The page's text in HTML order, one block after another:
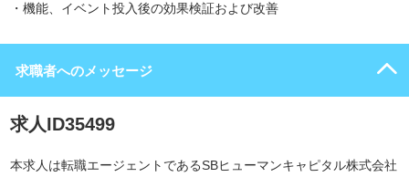
・機能、イベント投入後の効果検証および改善
求職者へのメッセージ
求人ID35499
本求人は転職エージェントであるSBヒューマンキャピタル株式会社